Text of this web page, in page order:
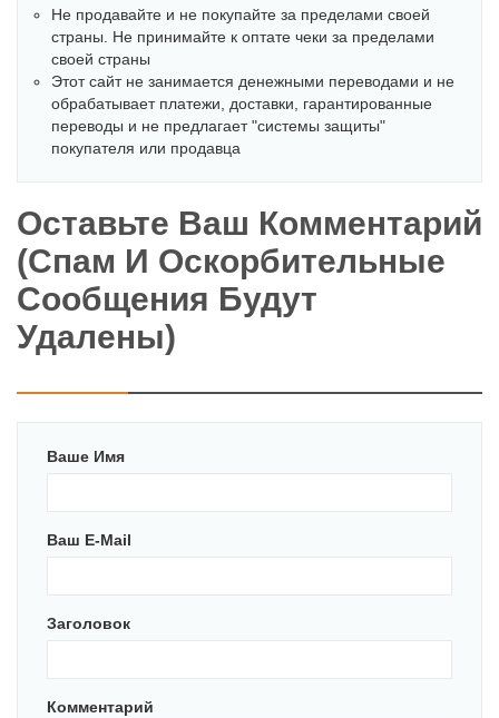
Не продавайте и не покупайте за пределами своей
страны. Не принимайте к оптате чеки за пределами
своей страны
Этот сайт не занимается денежными переводами и не
обрабатывает платежи, доставки, гарантированные
переводы и не предлагает "системы защиты"
покупателя или продавца
Оставьте Ваш Комментарий
(спам И Оскорбительные
Сообщения Будут
Удалены)
Ваше Имя
Ваш E-Mail
Заголовок
Комментарий